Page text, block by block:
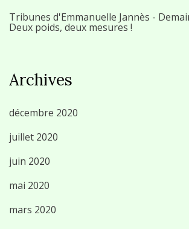
Tribunes d'Emmanuelle Jannès -
Deux poids, deux mesures !
Archives
décembre 2020
juillet 2020
juin 2020
mai 2020
mars 2020